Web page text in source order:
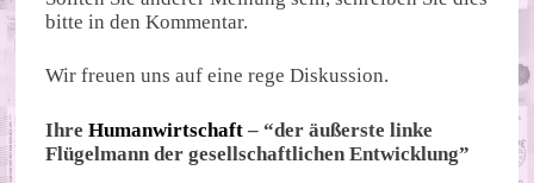
bitte in den Kommentar.
Wir freuen uns auf eine rege Diskussion.
IhreHumanwirtschaft – “der äußerste linke
Flügelmann der gesellschaftlichen Entwicklung”